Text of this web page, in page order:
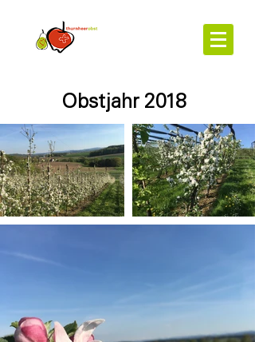
Obstjahr 2018